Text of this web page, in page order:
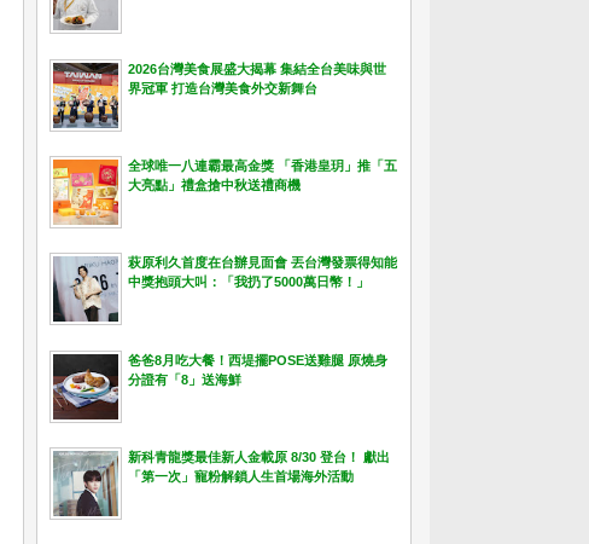
2026台灣美食展盛大揭幕 集結全台美味與世
界冠軍 打造台灣美食外交新舞台
全球唯一八連霸最高金獎 「香港皇玥」推「五
大亮點」禮盒搶中秋送禮商機
萩原利久首度在台辦見面會 丟台灣發票得知能
中獎抱頭大叫：「我扔了5000萬日幣！」
爸爸8月吃大餐！西堤擺POSE送雞腿 原燒身
分證有「8」送海鮮
新科青龍獎最佳新人金載原 8/30 登台！ 獻出
「第一次」寵粉解鎖人生首場海外活動